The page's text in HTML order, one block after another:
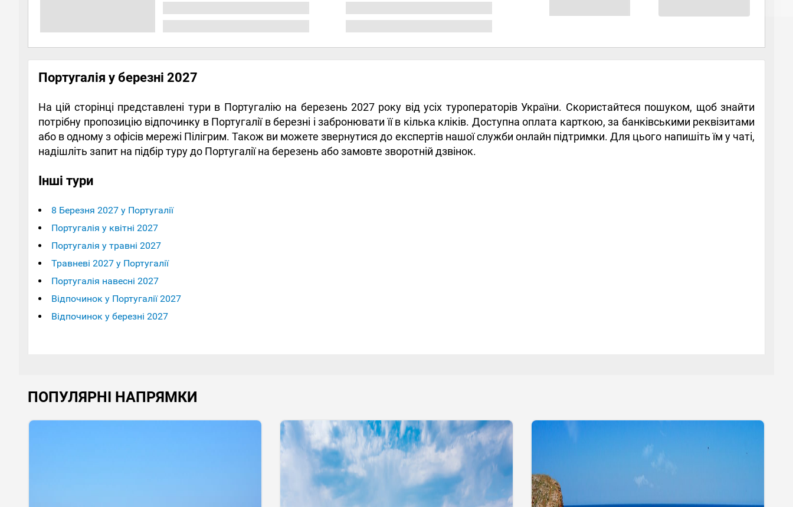
Португалія у березні 2027
На цій сторінці представлені тури в Португалію на березень 2027 року від усіх туроператорів України. Скористайтеся пошуком, щоб знайти
потрібну пропозицію відпочинку в Португалії в березні і забронювати її в кілька кліків. Доступна оплата карткою, за банківськими реквізитами
або в одному з офісів мережі Пілігрим. Також ви можете звернутися до експертів нашої служби онлайн підтримки. Для цього напишіть їм у чаті,
надішліть запит на підбір туру до Португалії на березень або замовте зворотній дзвінок.
Інші тури
8 Березня 2027 у Португалії
Португалія у квітні 2027
Португалія у травні 2027
Травневі 2027 у Португалії
Португалія навесні 2027
Відпочинок у Португалії 2027
Відпочинок у березні 2027
ПОПУЛЯРНІ НАПРЯМКИ